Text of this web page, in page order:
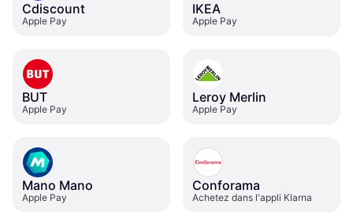
Cdiscount
Apple Pay
IKEA
Apple Pay
BUT
Apple Pay
Leroy Merlin
Apple Pay
Mano Mano
Apple Pay
Conforama
Achetez dans l'appli Klarna